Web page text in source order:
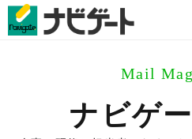
Mail
ナビゲ